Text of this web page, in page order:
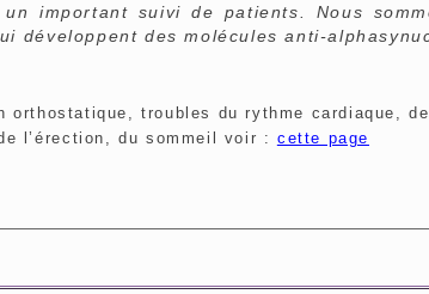
un important suivi de patients. Nous
développent des molécules anti-
orthostatique, troubles du rythme cardiaque,
l’érection, du sommeil voir : cette page